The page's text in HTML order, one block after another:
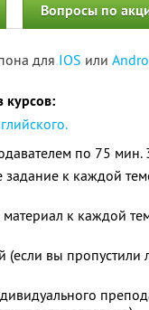
Вопросы по
для IOS или
курсов:
по 75 мин.
к каждой
к каждой
(если вы